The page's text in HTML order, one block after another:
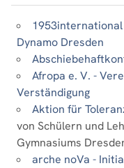
Dynamo Dresden
Afropa e. V. -
Verständigung
Aktion für
von Schülern und
Gymnasiums
arche noVa -